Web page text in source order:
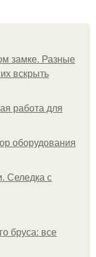
замке. Разные
вскрыть
работа для
оборудования
Селедка с
бруса: все